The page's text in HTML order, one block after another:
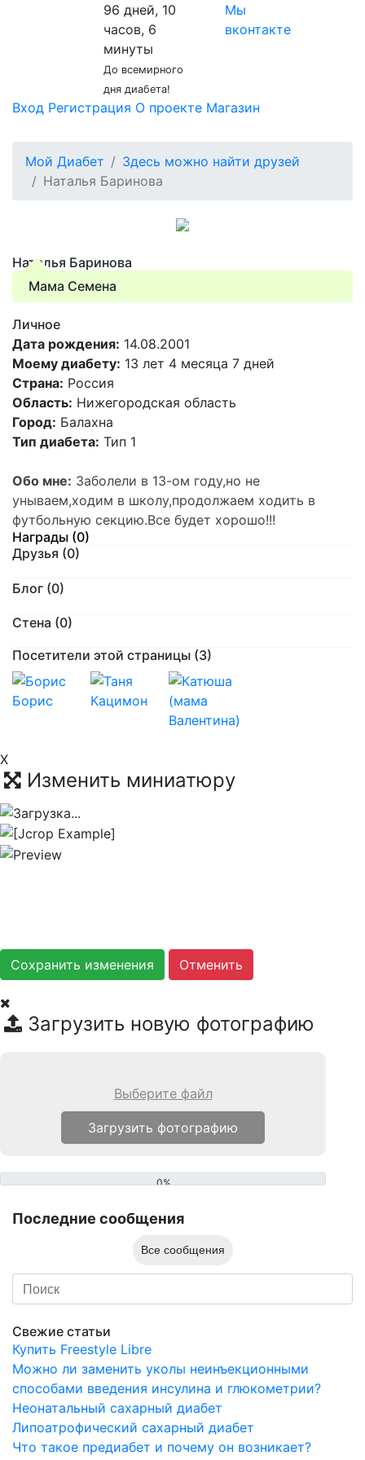
96 дней, 10
часов, 6
минуты
До всемирного
дня диабета!
Мы
вконтакте
Вход Регистрация О проекте Магазин
Мой Диабет
Здесь можно найти друзей
Наталья Баринова
Наталья Баринова
Мама Семена
Личное
Дата рождения: 14.08.2001
Моему диабету: 13 лет 4 месяца 7 дней
Страна: Россия
Область: Нижегородская область
Город: Балахна
Тип диабета: Тип 1
Обо мне: Заболели в 13-ом году,но не
унываем,ходим в школу,продолжаем ходить в
футбольную секцию.Все будет хорошо!!!
Награды (0)
Друзья (0)
Блог (0)
Стена (0)
Посетители этой страницы (3)
X
Изменить миниатюру
Сохранить изменения
Загрузить новую фотографию
Выберите файл
0%
Последние сообщения
Все сообщения
Свежие статьи
Купить Freestyle Libre
Можно ли заменить уколы неинъекционными
способами введения инсулина и глюкометрии?
Неонатальный сахарный диабет
Липоатрофический сахарный диабет
Что такое предиабет и почему он возникает?